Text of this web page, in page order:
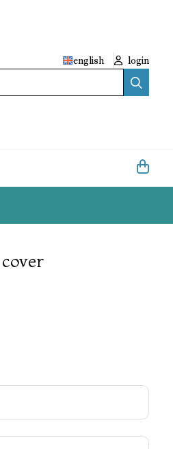
english
login